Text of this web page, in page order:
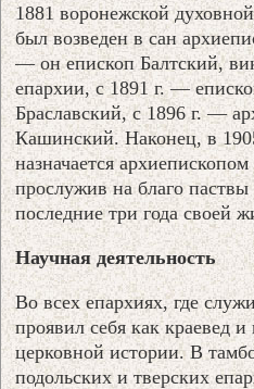
1881 воронежской
был возведен в сан
— он епископ Балтский,
епархии, с 1891 г. —
Браславский, с 1896 г. —
Кашинский. Наконец, в
назначается
прослужив на благо
последние три года своей
Научная деятельность
Во всех епархиях, где
проявил себя как краевед
церковной истории. В
подольских и тверских